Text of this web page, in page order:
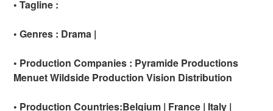
• Tagline :
• Genres : Drama |
• Production Companies : Pyramide Productions
Menuet Wildside Production Vision Distribution
• Production Countries:Belgium | France | Italy |